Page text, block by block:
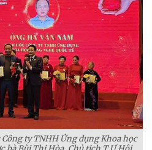
ty TNHH Ứng dụng Khoa học